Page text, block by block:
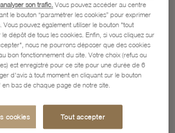
son trafic. Vous pouvez accéder au centre
le bouton “paramétrer les cookies” pour exprimer
Vous pouvez également utiliser le bouton "tout
dépôt de tous les cookies. Enfin, si vous cliquez sur
nous ne pourrons déposer que des cookies
bon fonctionnement du site. Votre choix (refus ou
est enregistré pour ce site pour une durée de 6
d'avis à tout moment en cliquant sur le bouton
bas de chaque page de notre site.
cookies Tout accepter